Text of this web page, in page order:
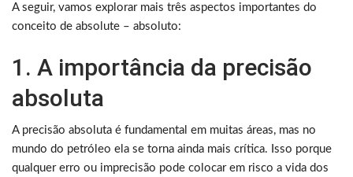
A seguir, vamos explorar mais três aspectos importantes do
conceito de absolute – absoluto:
1. A importância da precisão
absoluta
A precisão absoluta é fundamental em muitas áreas, mas no
mundo do petróleo ela se torna ainda mais crítica. Isso porque
qualquer erro ou imprecisão pode colocar em risco a vida dos